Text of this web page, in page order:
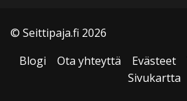
© Seittipaja.fi 2026
Blogi
Ota yhteyttä Evästeet
Sivukartta